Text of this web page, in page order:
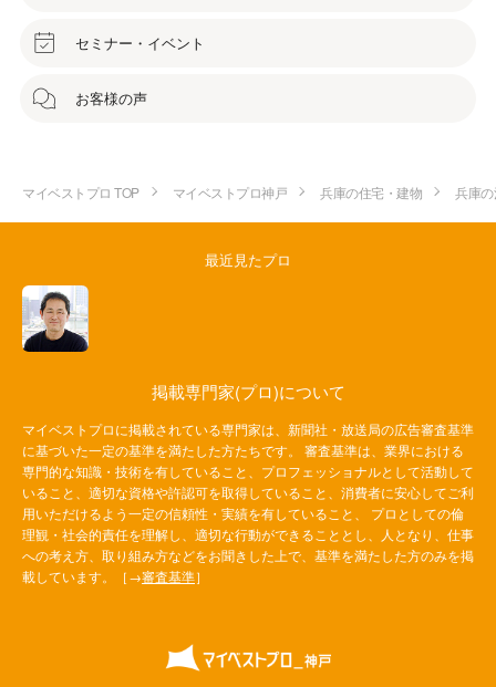
セミナー・イベント
お客様の声
マイベストプロ TOP マイベストプロ神戸 兵庫の住宅・建物 兵庫
最近見たプロ
掲載専門家(プロ)について
マイベストプロに掲載されている専門家は、新聞社・放送局の広告審査基準
に基づいた一定の基準を満たした方たちです。 審査基準は、業界における
専門的な知識・技術を有していること、プロフェッショナルとして活動して
いること、適切な資格や許認可を取得していること、消費者に安心してご利
用いただけるよう一定の信頼性・実績を有していること、 プロとしての倫
理観・社会的責任を理解し、適切な行動ができることとし、人となり、仕事
への考え方、取り組み方などをお聞きした上で、基準を満たした方のみを掲
載しています。［→審査基準］